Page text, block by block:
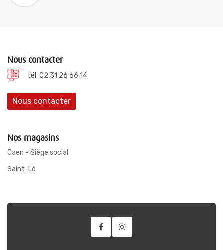
Nous contacter
tél. 02 31 26 66 14
Nous contacter
Nos magasins
Caen - Siège social
Saint-Lô